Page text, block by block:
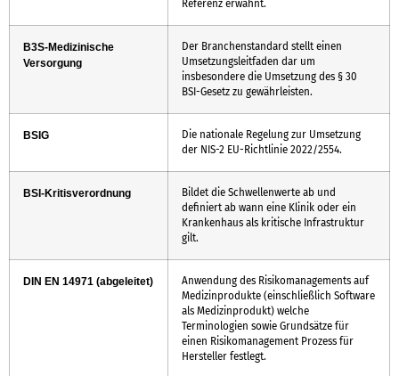
Referenz erwähnt.
B3S-Medizinische
Versorgung
Der Branchenstandard stellt einen
Umsetzungsleitfaden dar um
insbesondere die Umsetzung des § 30
BSI-Gesetz zu gewährleisten.
BSIG
Die nationale Regelung zur Umsetzung
der NIS-2 EU-Richtlinie 2022/2554.
BSI-Kritisverordnung
Bildet die Schwellenwerte ab und
definiert ab wann eine Klinik oder ein
Krankenhaus als kritische Infrastruktur
gilt.
DIN EN 14971 (abgeleitet)
Anwendung des Risikomanagements auf
Medizinprodukte (einschließlich Software
als Medizinprodukt) welche
Terminologien sowie Grundsätze für
einen Risikomanagement Prozess für
Hersteller festlegt.